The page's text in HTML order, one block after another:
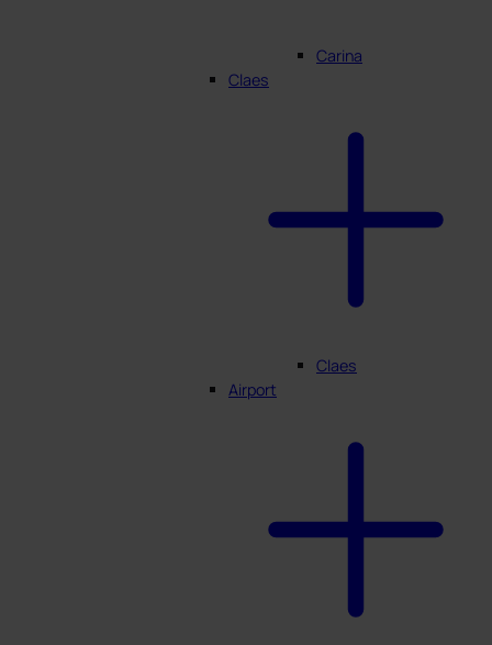
Carina
Claes
Claes
Airport